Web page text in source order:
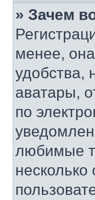
» Зачем
менее,
удобства,
аватары,
по
любимые